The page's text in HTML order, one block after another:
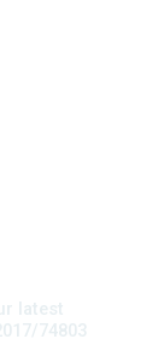
latest
74803